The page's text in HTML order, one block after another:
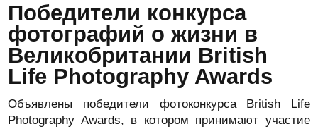
Победители конкурса
фотографий о жизни в
Великобритании British
Life Photography Awards
Объявлены победители фотоконкурса British Life
Photography Awards, в котором принимают участие